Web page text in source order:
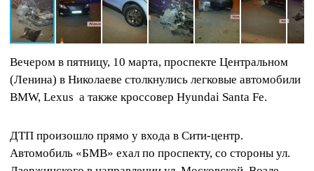
Вечером в пятницу, 10 марта, проспекте Центральном
(Ленина) в Николаеве столкнулись легковые автомобили
BMW, Lexus а также кроссовер Hyundai Santa Fe.
ДТП произошло прямо у входа в Сити-центр.
Автомобиль «БМВ» ехал по проспекту, со стороны ул.